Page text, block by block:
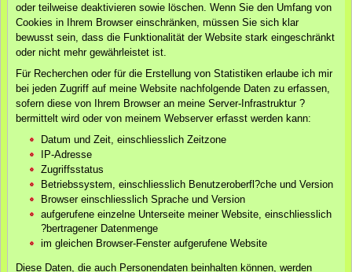
oder teilweise deaktivieren sowie löschen. Wenn Sie den Umfang von
Cookies in Ihrem Browser einschränken, müssen Sie sich klar
bewusst sein, dass die Funktionalität der Website stark eingeschränkt
oder nicht mehr gewährleistet ist.
Für Recherchen oder für die Erstellung von Statistiken erlaube ich mir
bei jeden Zugriff auf meine Website nachfolgende Daten zu erfassen,
sofern diese von Ihrem Browser an meine Server-Infrastruktur ?
bermittelt wird oder von meinem Webserver erfasst werden kann:
Datum und Zeit, einschliesslich Zeitzone
IP-Adresse
Zugriffsstatus
Betriebssystem, einschliesslich Benutzeroberfl?che und Version
Browser einschliesslich Sprache und Version
aufgerufene einzelne Unterseite meiner Website, einschliesslich
?bertragener Datenmenge
im gleichen Browser-Fenster aufgerufene Website
Diese Daten, die auch Personendaten beinhalten können, werden